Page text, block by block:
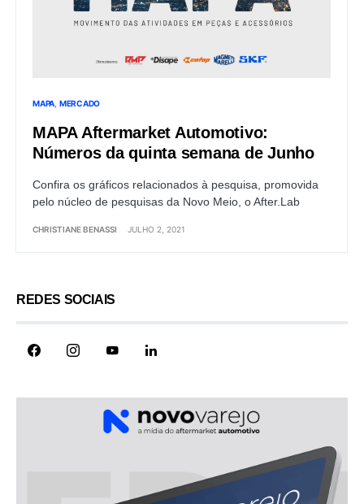
MAPA MERCADO
MAPA Aftermarket Automotivo:
Números da quinta semana de Junho
Confira os gráficos relacionados à pesquisa, promovida
pelo núcleo de pesquisas da Novo Meio, o After.Lab
CHRISTIANE BENASSI JULHO 2, 2021
REDES SOCIAIS